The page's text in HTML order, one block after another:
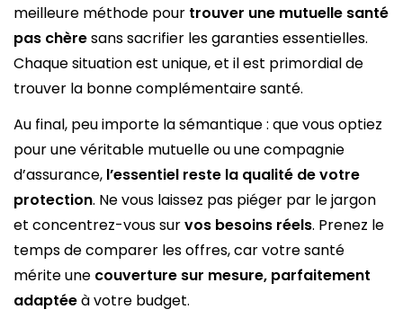
meilleure méthode pour trouver une mutuelle santé
pas chèresans sacrifier les garanties essentielles.
Chaque situation est unique, et il est primordial de
trouver la bonne complémentaire santé.
Au final, peu importe la sémantique : que vous optiez
pour une véritable mutuelle ou une compagnie
d’assurance, l’essentiel reste la qualité de votre
protection. Ne vous laissez pas piéger par le jargon
et concentrez-vous survos besoins réels. Prenez le
temps de comparer les offres, car votre santé
mérite une couverture sur mesure, parfaitement
adaptéeà votre budget.